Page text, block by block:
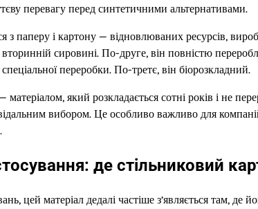
перевагу перед синтетичними альтернативами.
з паперу і картону — відновлюваних ресурсів,
вторинній сировині. По-друге, він повністю
переробки. По-третє, він біорозкладний.
який розкладається сотні років і не
вибором. Це особливо важливо для
де стільниковий
цей матеріал дедалі частіше з’являється там, де